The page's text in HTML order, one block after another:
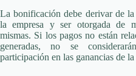
La bonificación debe derivar de
la empresa y ser otorgada de
mismas. Si los pagos no están
generadas, no se
participación en las ganancias de la